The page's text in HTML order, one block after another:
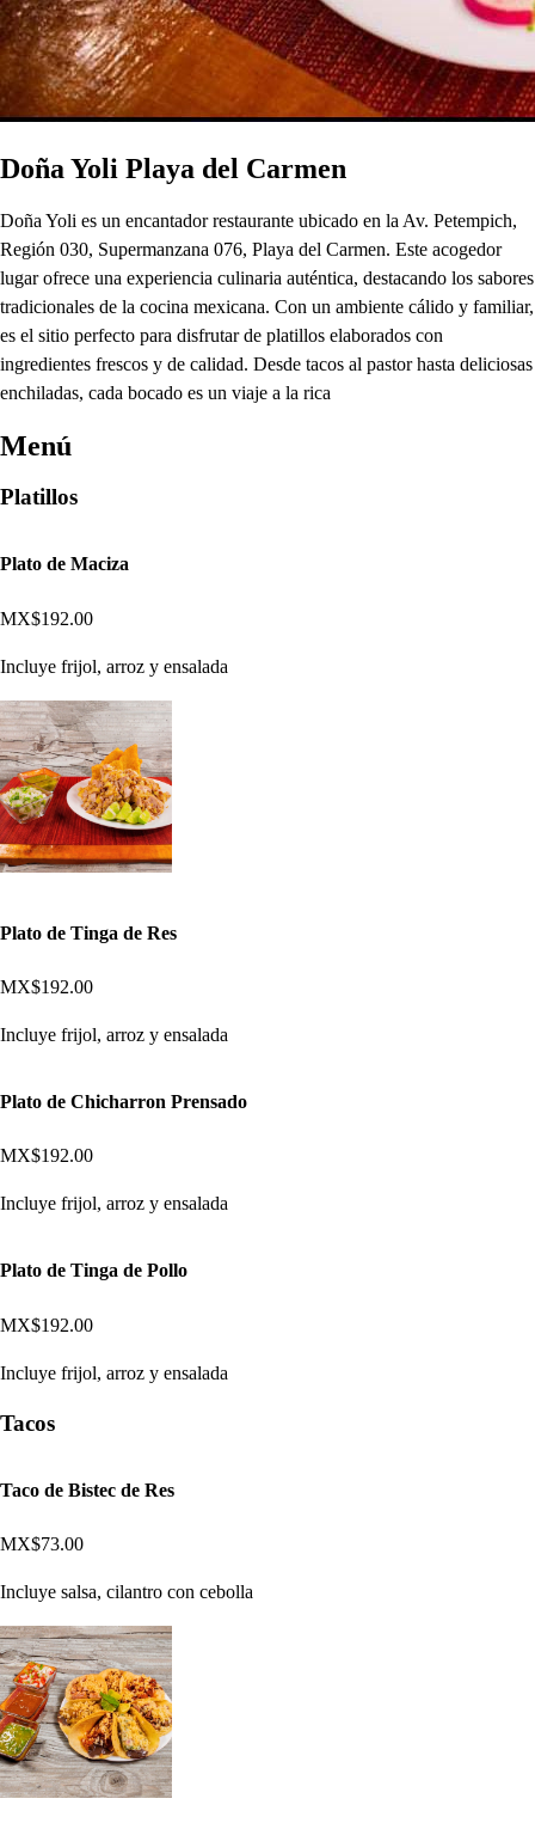
Doña Yoli Playa del Carmen
Doña Yoli es un encantador restaurante ubicado en la Av. Petempich,
Región 030, Supermanzana 076, Playa del Carmen. Este acogedor
lugar ofrece una experiencia culinaria auténtica, destacando los sabores
tradicionales de la cocina mexicana. Con un ambiente cálido y familiar,
es el sitio perfecto para disfrutar de platillos elaborados con
ingredientes frescos y de calidad. Desde tacos al pastor hasta deliciosas
enchiladas, cada bocado es un viaje a la rica
Menú
Platillos
Plato de Maciza
MX$192.00
Incluye frijol, arroz y ensalada
Plato de Tinga de Res
MX$192.00
Incluye frijol, arroz y ensalada
Plato de Chicharron Prensado
MX$192.00
Incluye frijol, arroz y ensalada
Plato de Tinga de Pollo
MX$192.00
Incluye frijol, arroz y ensalada
Tacos
Taco de Bistec de Res
MX$73.00
Incluye salsa, cilantro con cebolla